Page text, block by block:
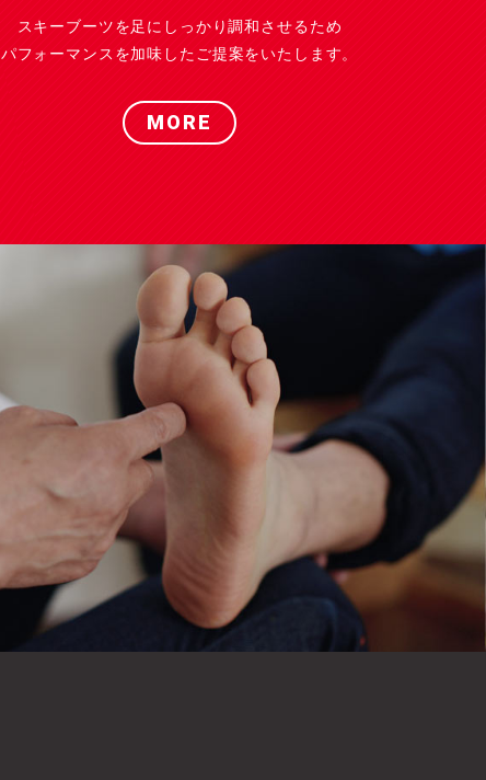
スキーブーツを足にしっかり調和させるため
パフォーマンスを加味したご提案をいたします。
MORE